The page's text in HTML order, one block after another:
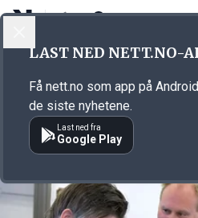
Annonsørinnhold
LAST NED NETT.NO-
Få nett.no som app på
de siste nyhetene.
Last ned fra
Google Play